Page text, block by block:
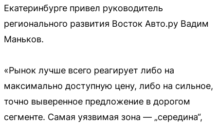
Екатеринбурге привел руководитель
регионального развития Восток Авто.ру Вадим
Маньков.
«Рынок лучше всего реагирует либо на
максимально доступную цену, либо на сильное,
точно выверенное предложение в дорогом
сегменте. Самая уязвимая зона — „середина“,